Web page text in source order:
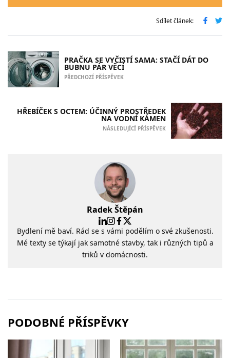
Sdílet článek:
PRAČKA SE VYČISTÍ SAMA: STAČÍ DÁT DO
BUBNU PÁR VĚCÍ
PŘEDCHOZÍ PŘÍSPĚVEK
HŘEBÍČEK S OCTEM: ÚČINNÝ PROSTŘEDEK
NA VODNÍ KÁMEN
NÁSLEDUJÍCÍ PŘÍSPĚVEK
Radek Štěpán
Bydlení mě baví. Rád se s vámi podělím o své zkušenosti.
Mé texty se týkají jak samotné stavby, tak i různých tipů a
triků v domácnosti.
PODOBNÉ PŘÍSPĚVKY